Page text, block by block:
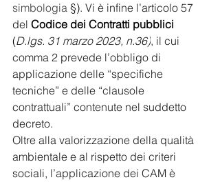
simbologia §). Vi è infine l’articolo 57
del Codice dei Contratti pubblici
(D.lgs. 31 marzo 2023, n.36), il cui
comma 2 prevede l’obbligo di
applicazione delle “specifiche
tecniche” e delle “clausole
contrattuali” contenute nel suddetto
decreto.
Oltre alla valorizzazione della qualità
ambientale e al rispetto dei criteri
sociali, l’applicazione dei CAM è